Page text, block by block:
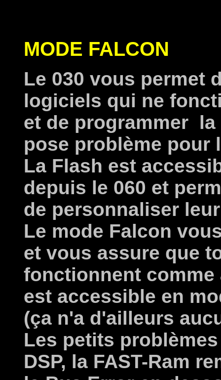
MODE FALCON
Le 030 vous permet
logiciels qui ne
et de programmer la
pose problème pour
La Flash est
depuis le 060 et
de personnaliser
Le mode Falcon
et vous assure que
fonctionnent comme
est accessible en
(ça n'a d'ailleurs
Les petits
DSP, la FAST-Ram